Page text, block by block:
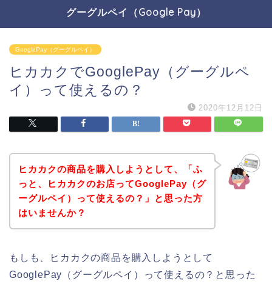
グーグルペイ（Google Pay）
GooglePay（グーグルペイ）
ヒカカクでGooglePay（グーグルペ
イ）って使えるの？
2020年12月12日
ヒカカクの商品を購入しようとして、「ふ
っと、ヒカカクのお店ってGooglePay（グ
ーグルペイ）って使えるの？」と思った方
はいませんか？
もしも、ヒカカクの商品を購入しようとして
GooglePay（グーグルペイ）って使えるの？と思った